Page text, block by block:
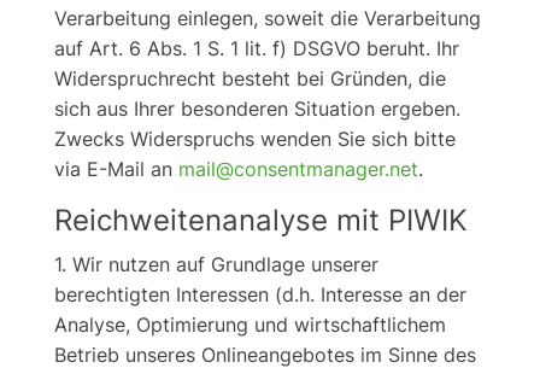
Verarbeitung einlegen, soweit die Verarbeitung
auf Art. 6 Abs. 1 S. 1 lit. f) DSGVO beruht. Ihr
Widerspruchrecht besteht bei Gründen, die
sich aus Ihrer besonderen Situation ergeben.
Zwecks Widerspruchs wenden Sie sich bitte
via E-Mail an mail@consentmanager.net.
Reichweitenanalyse mit PIWIK
1. Wir nutzen auf Grundlage unserer
berechtigten Interessen (d.h. Interesse an der
Analyse, Optimierung und wirtschaftlichem
Betrieb unseres Onlineangebotes im Sinne des